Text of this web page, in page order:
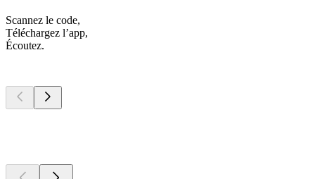
Scannez le code,
Téléchargez l’app,
Écoutez.